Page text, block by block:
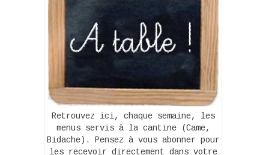
Retrouvez ici, chaque semaine, les
menus servis à la cantine (Came,
Bidache). Pensez à vous abonner pour
les recevoir directement dans votre